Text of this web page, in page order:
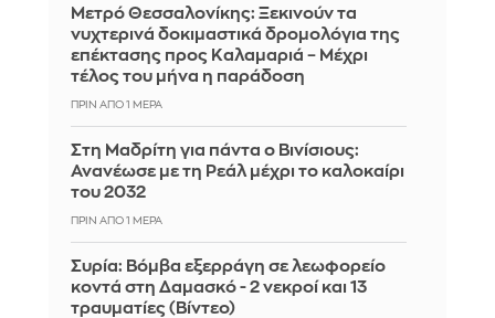
Μετρό Θεσσαλονίκης: Ξεκινούν τα
νυχτερινά δοκιμαστικά δρομολόγια της
επέκτασης προς Καλαμαριά – Μέχρι
τέλος του μήνα η παράδοση
ΠΡΙΝ ΑΠΌ 1 ΜΈΡΑ
Στη Μαδρίτη για πάντα ο Βινίσιους:
Ανανέωσε με τη Ρεάλ μέχρι το καλοκαίρι
του 2032
ΠΡΙΝ ΑΠΌ 1 ΜΈΡΑ
Συρία: Βόμβα εξερράγη σε λεωφορείο
κοντά στη Δαμασκό - 2 νεκροί και 13
τραυματίες (Βίντεο)